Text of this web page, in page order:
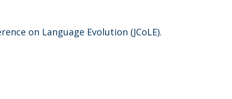
on Language Evolution (JCoLE).